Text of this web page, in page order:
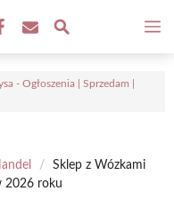
- Ogłoszenia | Sprzedam |
/
Sklep z Wózkami
2026 roku